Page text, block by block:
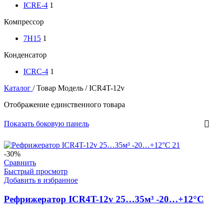
ICRE-4 1
Компрессор
7H15 1
Конденсатор
ICRC-4 1
Каталог / Товар Модель / ICR4T-12v
Отображение единственного товара
Показать боковую панель
-30%
Сравнить
Быстрый просмотр
Добавить в избранное
Рефрижератор ICR4T-12v 25…35м³ -20…+12°C